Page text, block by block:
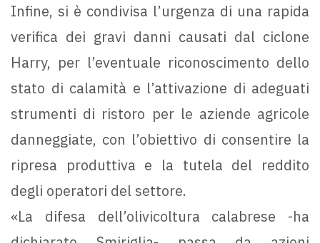
Infine, si è condivisa l’urgenza di una rapida
verifica dei gravi danni causati dal ciclone
Harry, per l’eventuale riconoscimento dello
stato di calamità e l’attivazione di adeguati
strumenti di ristoro per le aziende agricole
danneggiate, con l’obiettivo di consentire la
ripresa produttiva e la tutela del reddito
degli operatori del settore.
«La difesa dell’olivicoltura calabrese -ha